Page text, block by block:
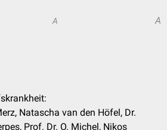
A A
Natascha van den Höfel, Dr.
Prof. Dr. O. Michel, Nikos